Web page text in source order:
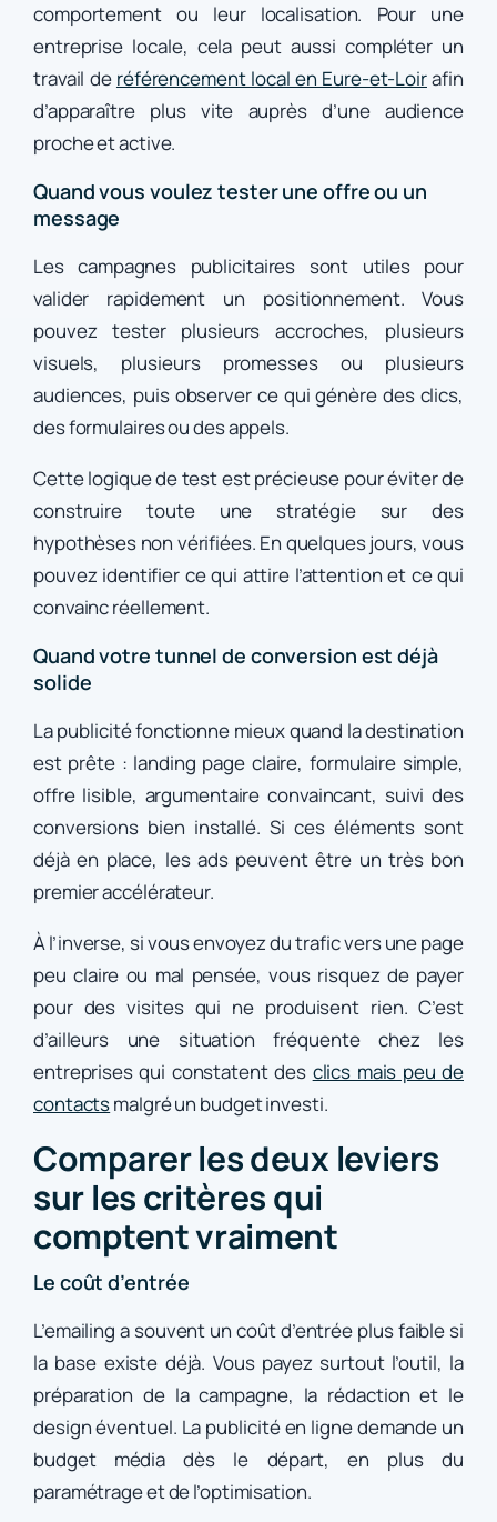
comportement ou leur localisation. Pour une
entreprise locale, cela peut aussi compléter un
travail de référencement local en Eure-et-Loirafin
d’apparaître plus vite auprès d’une audience
proche et active.
Quand vous voulez tester une offre ou un
message
Les campagnes publicitaires sont utiles pour
valider rapidement un positionnement. Vous
pouvez tester plusieurs accroches, plusieurs
visuels, plusieurs promesses ou plusieurs
audiences, puis observer ce qui génère des clics,
des formulaires ou des appels.
Cette logique de test est précieuse pour éviter de
construire toute une stratégie sur des
hypothèses non vérifiées. En quelques jours, vous
pouvez identifier ce qui attire l’attention et ce qui
convainc réellement.
Quand votre tunnel de conversion est déjà
solide
La publicité fonctionne mieux quand la destination
est prête : landing page claire, formulaire simple,
offre lisible, argumentaire convaincant, suivi des
conversions bien installé. Si ces éléments sont
déjà en place, les ads peuvent être un très bon
premier accélérateur.
À l’inverse, si vous envoyez du trafic vers une page
peu claire ou mal pensée, vous risquez de payer
pour des visites qui ne produisent rien. C’est
d’ailleurs une situation fréquente chez les
entreprises qui constatent des clics mais peu de
contactsmalgré un budget investi.
Comparer les deux leviers
sur les critères qui
comptent vraiment
Le coût d’entrée
L’emailing a souvent un coût d’entrée plus faible si
la base existe déjà. Vous payez surtout l’outil, la
préparation de la campagne, la rédaction et le
design éventuel. La publicité en ligne demande un
budget média dès le départ, en plus du
paramétrage et de l’optimisation.